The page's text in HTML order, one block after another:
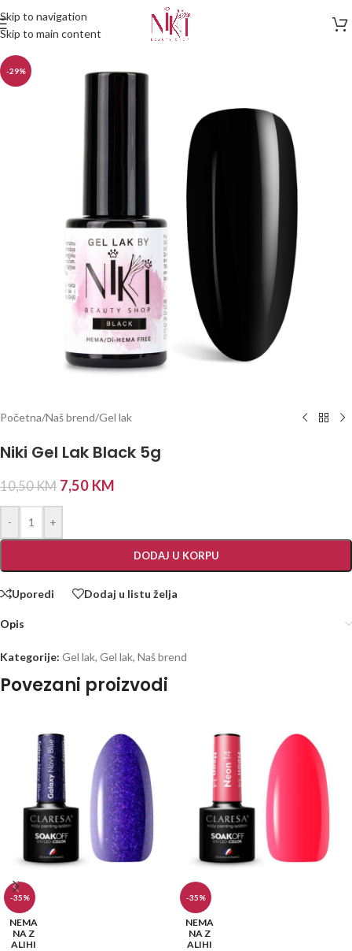
Skip to navigation
Skip to main content
-29%
Početna/Naš brend/Gel lak
Niki Gel Lak Black 5g
10,50KM 7,50 KM
- +
DODAJ U KORPU
Uporedi Dodaj u listu želja
Opis
Kategorije: Gel lak, Gel lak, Naš brend
Povezani proizvodi
-35%
NEMA
NA Z
ALIHI
-35%
NEMA
NA Z
ALIHI